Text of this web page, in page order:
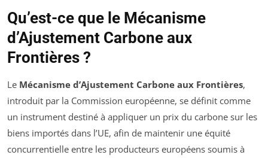
Qu’est-ce que le Mécanisme
d’Ajustement Carbone aux
Frontières ?
Le Mécanisme d’Ajustement Carbone aux Frontières,
introduit par la Commission européenne, se définit comme
un instrument destiné à appliquer un prix du carbone sur les
biens importés dans l’UE, afin de maintenir une équité
concurrentielle entre les producteurs européens soumis à